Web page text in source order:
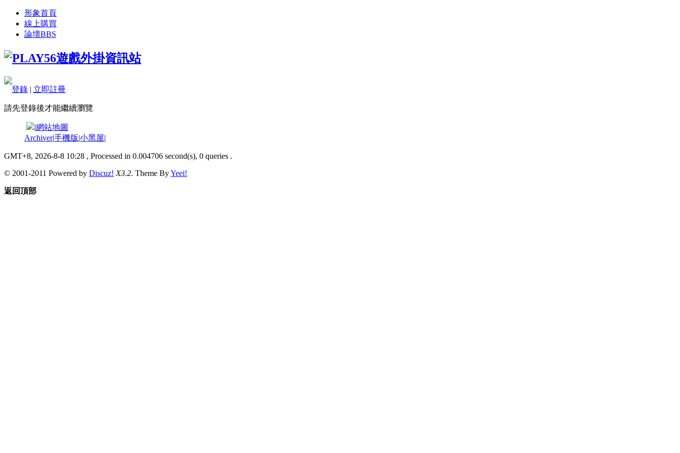
形象首頁
線上購買
論壇BBS
登錄 | 立即註冊
請先登錄後才能繼續瀏覽
|網站地圖
Archiver|手機版|小黑屋|
GMT+8, 2026-8-8 10:28 , Processed in 0.004706 second(s), 0 queries .
© 2001-2011 Powered by Discuz! X3.2. Theme ByYeei!
返回頂部